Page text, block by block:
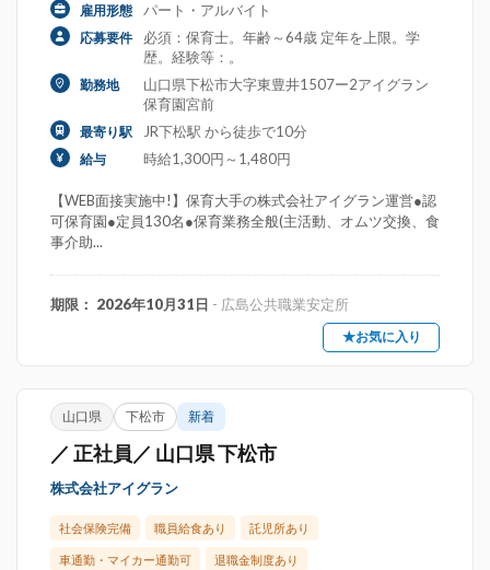
雇用形態 パート・アルバイト
応募要件
必須：保育士。年齢～64歳 定年を上限。学
歴。経験等：。
勤務地
山口県下松市大字東豊井1507ー2アイグラン
保育園宮前
最寄り駅 JR下松駅 から徒歩で10分
給与 時給1,300円～1,480円
【WEB面接実施中!】保育大手の株式会社アイグラン運営●認
可保育園●定員130名●保育業務全般(主活動、オムツ交換、食
事介助...
期限： 2026年10月31日 - 広島公共職業安定所
★お気に入り
山口県 下松市 新着
／ 正社員／ 山口県 下松市
株式会社アイグラン
社会保険完備 職員給食あり 託児所あり
車通勤・マイカー通勤可 退職金制度あり